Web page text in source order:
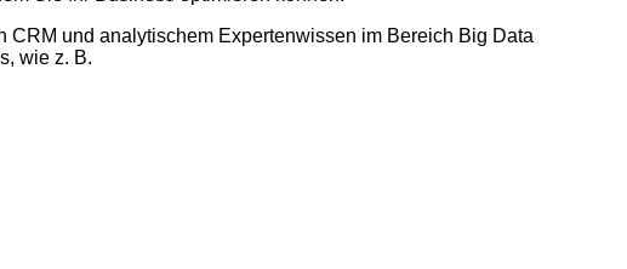
und analytischem Expertenwissen im Bereich Big Data
wie z. B.